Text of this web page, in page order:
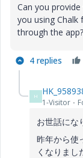
Can you
you using
through the app?
4 replies
H
1-Visitor
お世話にな
昨年から使
くなりまし